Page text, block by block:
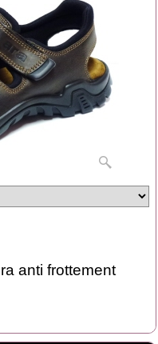
anti frottement